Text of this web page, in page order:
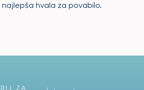
najlepša hvala za povabilo.